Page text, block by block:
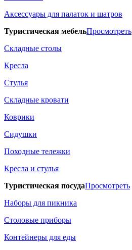
Аксессуары для палаток и шатров
Туристическая мебельПросмотреть
Складные столы
Кресла
Стулья
Складные кровати
Коврики
Сидушки
Походные тележки
Кресла и стулья
Туристическая посудаПросмотреть
Наборы для пикника
Столовые приборы
Контейнеры для еды